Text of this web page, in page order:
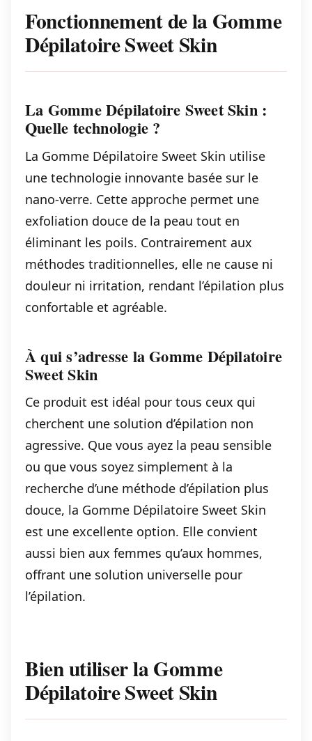
Fonctionnement de la Gomme
Dépilatoire Sweet Skin
La Gomme Dépilatoire Sweet Skin :
Quelle technologie ?
La Gomme Dépilatoire Sweet Skin utilise
une technologie innovante basée sur le
nano-verre. Cette approche permet une
exfoliation douce de la peau tout en
éliminant les poils. Contrairement aux
méthodes traditionnelles, elle ne cause ni
douleur ni irritation, rendant l’épilation plus
confortable et agréable.
À qui s’adresse la Gomme Dépilatoire
Sweet Skin
Ce produit est idéal pour tous ceux qui
cherchent une solution d’épilation non
agressive. Que vous ayez la peau sensible
ou que vous soyez simplement à la
recherche d’une méthode d’épilation plus
douce, la Gomme Dépilatoire Sweet Skin
est une excellente option. Elle convient
aussi bien aux femmes qu’aux hommes,
offrant une solution universelle pour
l’épilation.
Bien utiliser la Gomme
Dépilatoire Sweet Skin